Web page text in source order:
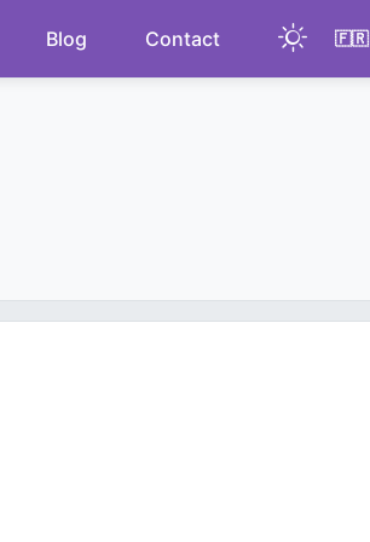
Blog Contact
Light
🇫🇷